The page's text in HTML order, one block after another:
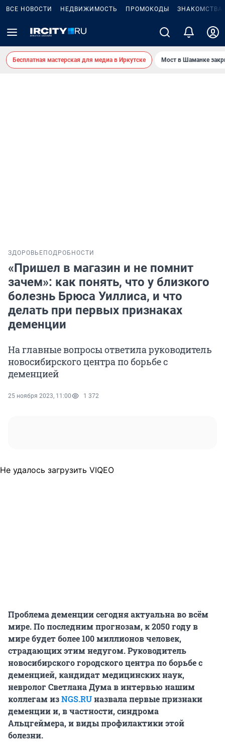
ВСЕ НОВОСТИ НЕДВИЖИМОСТЬ ПРОМОКОДЫ ЗНАКОМСТВА
Бесплатная мастерская для медиа в Иркутске Мост в Шаманке
ЗДОРОВЬЕ ПОДРОБНОСТИ
«Пришел в магазин и не помнит
зачем»: как понять, что у близкого
болезнь Брюса Уиллиса, и что
делать при первых признаках
деменции
На главные вопросы ответила руководитель
новосибирского центра по борьбе с
деменцией
25 ноября 2023, 11:00 1 372
Не удалось загрузить VIQEO
Проблема деменции сегодня актуальна во всём
мире. По последним прогнозам, к 2050 году в
мире будет более 100 миллионов человек,
страдающих этим недугом. Руководитель
новосибирского городского центра по борьбе с
деменцией, кандидат медицинских наук,
невролог Светлана Дума в интервью нашим
коллегам изNGS.RUназвала первые признаки
деменции и, в частности, синдрома
Альцгеймера, и виды профилактики этой
болезни.